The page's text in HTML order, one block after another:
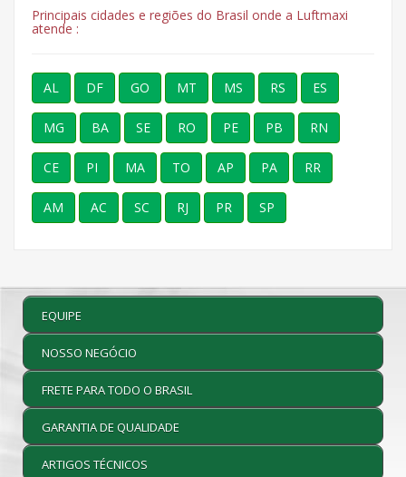
Principais cidades e regiões do Brasil onde a Luftmaxi
atende :
AL DF GO MT MS RS ES
MG BA SE RO PE PB RN
CE PI MA TO AP PA RR
AM AC SC RJ PR SP
EQUIPE
NOSSO NEGÓCIO
FRETE PARA TODO O BRASIL
GARANTIA DE QUALIDADE
ARTIGOS TÉCNICOS